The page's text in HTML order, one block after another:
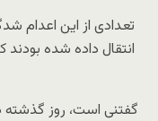
تعدادی از این اعدام
انتقال داده شده بودند